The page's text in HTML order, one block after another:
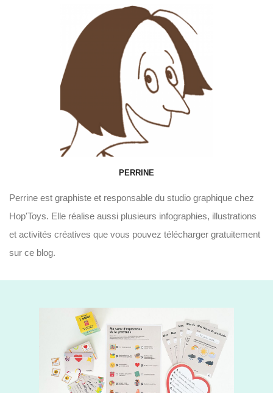
PERRINE
Perrine est graphiste et responsable du studio graphique chez
Hop'Toys. Elle réalise aussi plusieurs infographies, illustrations
et activités créatives que vous pouvez télécharger gratuitement
sur ce blog.